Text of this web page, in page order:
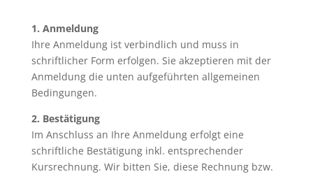
1. Anmeldung
Ihre Anmeldung ist verbindlich und muss in
schriftlicher Form erfolgen. Sie akzeptieren mit der
Anmeldung die unten aufgeführten allgemeinen
Bedingungen.
2. Bestätigung
Im Anschluss an Ihre Anmeldung erfolgt eine
schriftliche Bestätigung inkl. entsprechender
Kursrechnung. Wir bitten Sie, diese Rechnung bzw.